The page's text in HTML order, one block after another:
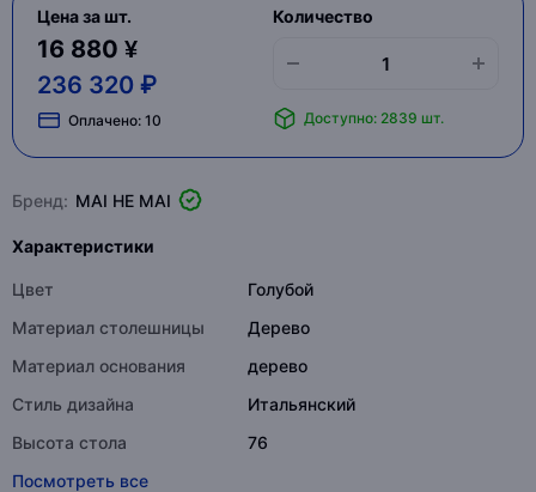
Цена за шт.
16 880 ¥
236 320 ₽
Оплачено: 10
Количество
Доступно: 2839 шт.
Бренд: MAI HE MAI
Характеристики
Цвет
Голубой
Материал столешницы
Дерево
Материал основания
дерево
Стиль дизайна
Итальянский
Высота стола
76
Посмотреть все